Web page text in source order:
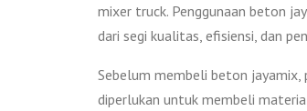
mixer truck. Penggunaan beton
dari segi kualitas, efisiensi, dan
Sebelum membeli beton jayamix,
diperlukan untuk membeli